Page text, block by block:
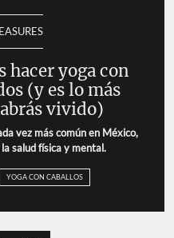
hacer yoga con
(y es lo más
vivido)
vez más común en México,
salud física y mental.
YOGA CON CABALLOS